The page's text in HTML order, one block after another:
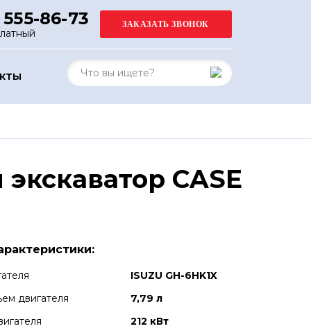
86-73
CASE
ISUZU GH-6HK1X
двигателя
7,79 л
212 кВт